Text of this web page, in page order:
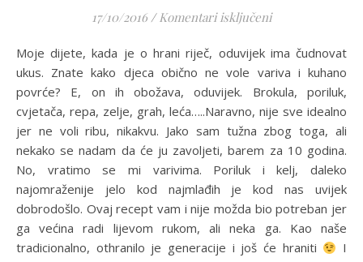
17/10/2016 / Komentari isključeniza Varivo od
Moje dijete, kada je o hrani riječ, oduvijek ima čudnovat
ukus. Znate kako djeca obično ne vole variva i kuhano
povrće? E, on ih obožava, oduvijek. Brokula, poriluk,
cvjetača, repa, zelje, grah, leća…..Naravno, nije sve idealno
jer ne voli ribu, nikakvu. Jako sam tužna zbog toga, ali
nekako se nadam da će ju zavoljeti, barem za 10 godina.
No, vratimo se mi varivima. Poriluk i kelj, daleko
najomraženije jelo kod najmlađih je kod nas uvijek
dobrodošlo. Ovaj recept vam i nije možda bio potreban jer
ga većina radi lijevom rukom, ali neka ga. Kao naše
tradicionalno, othranilo je generacije i još će hraniti
I